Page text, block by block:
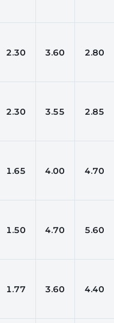
2.30 3.60 2.80
2.30 3.55 2.85
1.65 4.00 4.70
1.50 4.70 5.60
1.77 3.60 4.40